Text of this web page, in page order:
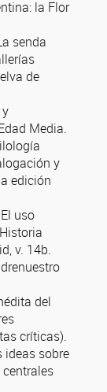
la Flor
senda
de
Media.
y
edición
uso
v. 14b.
del
críticas).
ideas sobre